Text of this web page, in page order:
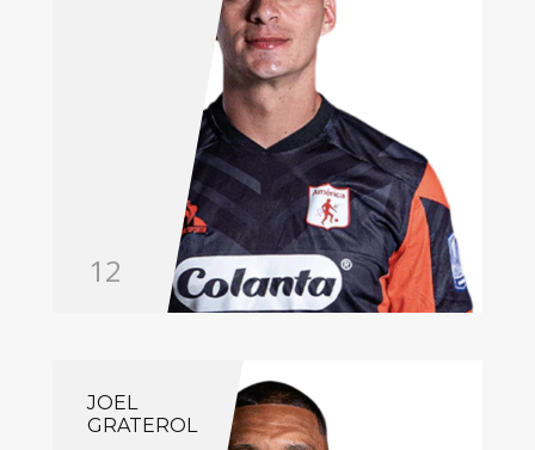
12
JOEL
GRATEROL